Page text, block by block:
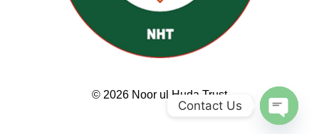
© 2026 Noor ul Huda Trust
Contact Us